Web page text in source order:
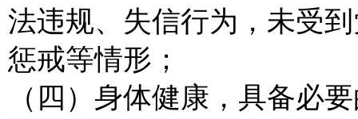
法违规、失信行为，未受
惩戒等情形；
（四）身体健康，具备必